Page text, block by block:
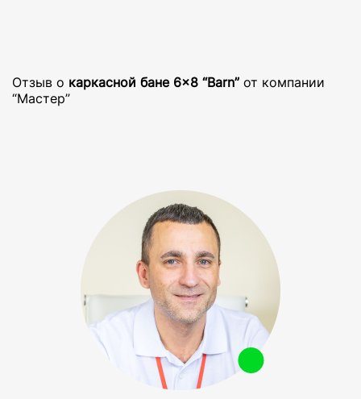
Отзыв о каркасной бане 6×8 “Barn” от компании
“Мастер”